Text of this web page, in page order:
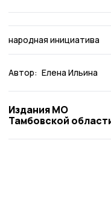
народная инициатива
Автор: Елена Ильина
Издания МО
Тамбовской